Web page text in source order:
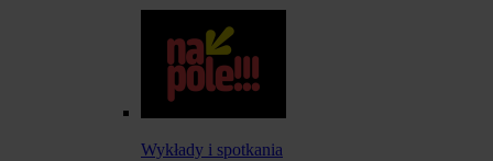
Wykłady i spotkania